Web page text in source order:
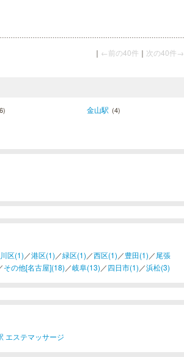
｜ ←前の40件 ｜ 次の40件→
金山駅 (4)
区(1) ／港区(1) ／緑区(1) ／西区(1) ／豊田(1) ／尾張
その他[名古屋](18) ／岐阜(13) ／四日市(1) ／浜松(3)
エステマッサージ